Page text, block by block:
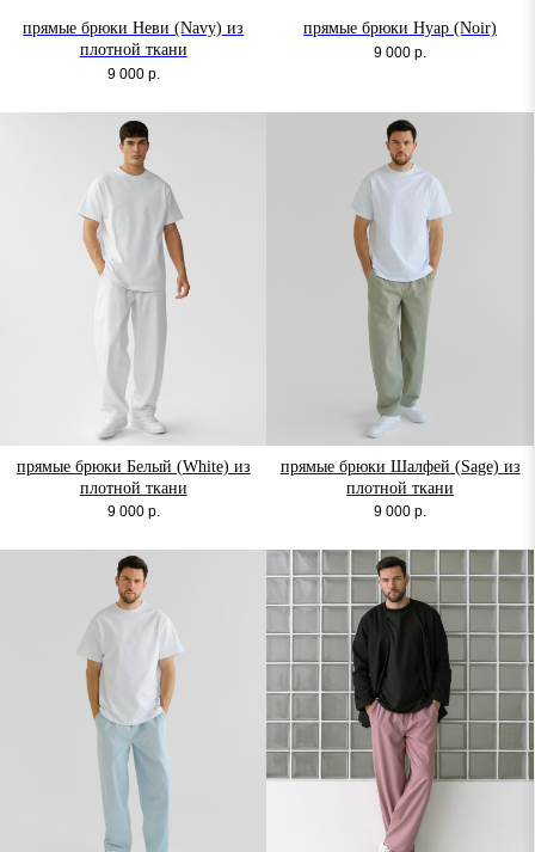
прямые брюки Неви (Navy) из
плотной ткани
9 000 р.
прямые брюки Нуар (Noir)
9 000 р.
прямые брюки Белый (White) из
плотной ткани
9 000 р.
прямые брюки Шалфей (Sage) из
плотной ткани
9 000 р.